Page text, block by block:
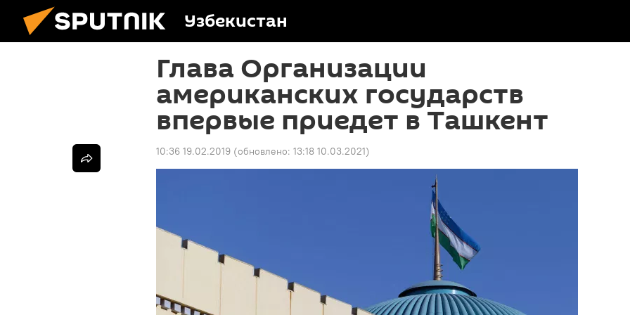
Узбекистан
Глава Организации
американских государств
впервые приедет в Ташкент
10:36 19.02.2019 (обновлено: 13:18 10.03.2021)